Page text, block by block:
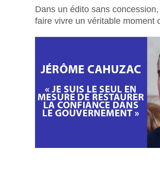
Dans un édito sans
faire vivre un véritable moment